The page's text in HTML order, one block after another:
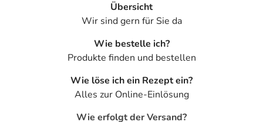
Übersicht
Wir sind gern für Sie da
Wie bestelle ich?
Produkte finden und bestellen
Wie löse ich ein Rezept ein?
Alles zur Online-Einlösung
Wie erfolgt der Versand?